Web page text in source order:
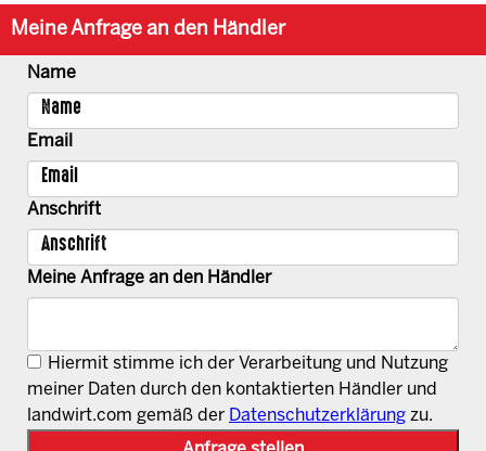
Meine Anfrage an den Händler
Name
Email
Anschrift
Meine Anfrage an den Händler
Hiermit stimme ich der Verarbeitung und Nutzung
meiner Daten durch den kontaktierten Händler und
landwirt.com gemäß der Datenschutzerklärung zu.